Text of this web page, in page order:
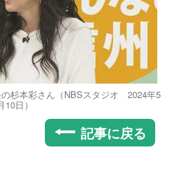
杉本彩さん（NBSスタジオ 2024年5
10日）
記事に戻る